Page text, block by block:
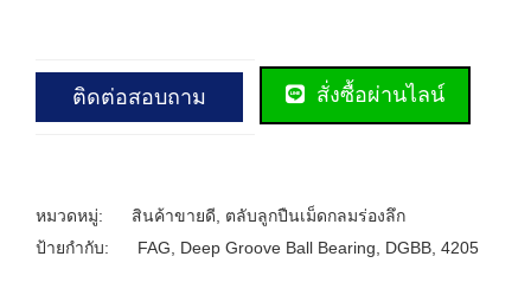
ติดต่อสอบถาม สั่งซื้อผ่านไลน์
หมวดหมู่: สินค้าขายดี
ตลับลูกปืนเม็ดกลมร่องลึก
ป้ายกำกับ:
FAG Deep Groove Ball Bearing DGBB 4205